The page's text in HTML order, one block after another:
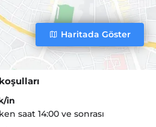
Haritada Göster
in
saat 14:00 ve sonrası